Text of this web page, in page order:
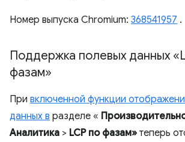
Номер выпуска Chromium: 368541957 .
Поддержка полевых данных
фазам»
При включенной функции
данных в разделе «
Аналитика > LCP по фазам» теперь